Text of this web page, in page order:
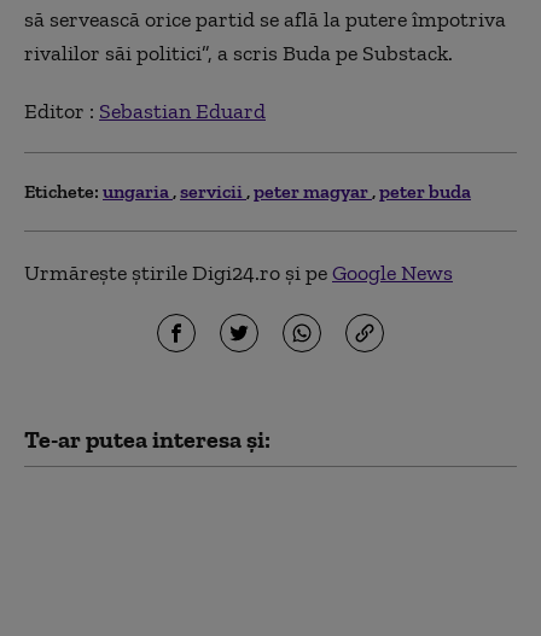
să servească orice partid se află la putere împotriva
rivalilor săi politici”, a scris Buda pe Substack.
Editor : Sebastian Eduard
Etichete: ungaria servicii peter magyar peter buda
Urmărește știrile Digi24.ro și peGoogle News
Te-ar putea interesa și: